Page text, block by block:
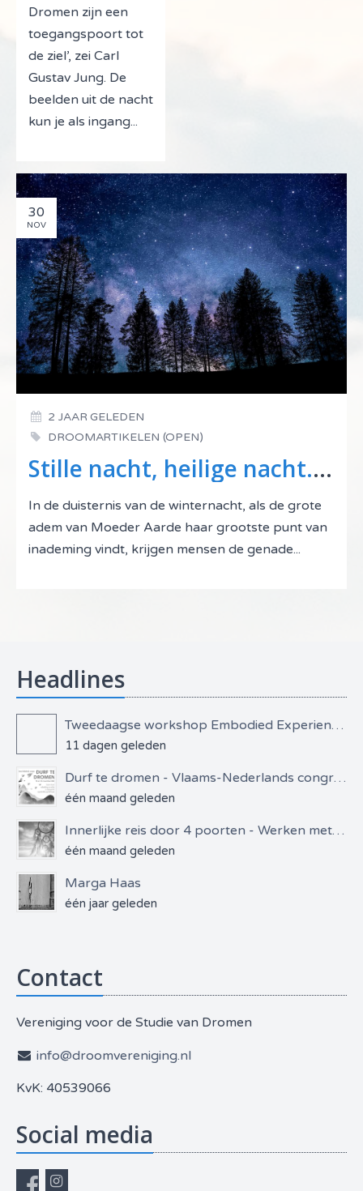
Dromen zijn een
toegangspoort tot
de ziel’, zei Carl
Gustav Jung. De
beelden uit de nacht
kun je als ingang...
30
NOV
Stille nacht, heilige nacht. Dromen tijdens de 12 Heilige Nachten.
2 JAAR GELEDEN
DROOMARTIKELEN (OPEN)
In de duisternis van de winternacht, als de grote
adem van Moeder Aarde haar grootste punt van
inademing vindt, krijgen mensen de genade...
Headlines
Tweedaagse workshop Embodied Experiential Dreamwork
11 dagen geleden
Durf te dromen - Vlaams-Nederlands congres
één maand geleden
Innerlijke reis door 4 poorten - Werken met dromen & bewustzijn
één maand geleden
Marga Haas
één jaar geleden
Contact
Vereniging voor de Studie van Dromen
info@droomvereniging.nl
KvK: 40539066
Social media